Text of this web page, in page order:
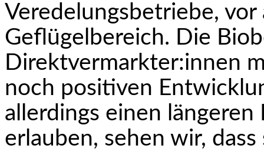
Veredelungsbetriebe,
Geflügelbereich. Die
Direktvermarkter:innen
noch positiven
allerdings einen
erlauben, sehen wir, dass